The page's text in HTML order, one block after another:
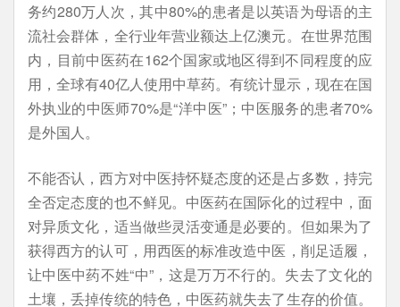
务约280万人次，其中80%的患者是以英语为母语的主
流社会群体，全行业年营业额达上亿澳元。在世界范围
内，目前中医药在162个国家或地区得到不同程度的应
用，全球有40亿人使用中草药。有统计显示，现在在国
外执业的中医师70%是“洋中医”；中医服务的患者70%
是外国人。
不能否认，西方对中医持怀疑态度的还是占多数，持完
全否定态度的也不鲜见。中医药在国际化的过程中，面
对异质文化，适当做些灵活变通是必要的。但如果为了
获得西方的认可，用西医的标准改造中医，削足适履，
让中医中药不姓“中”，这是万万不行的。失去了文化的
土壤，丢掉传统的特色，中医药就失去了生存的价值。